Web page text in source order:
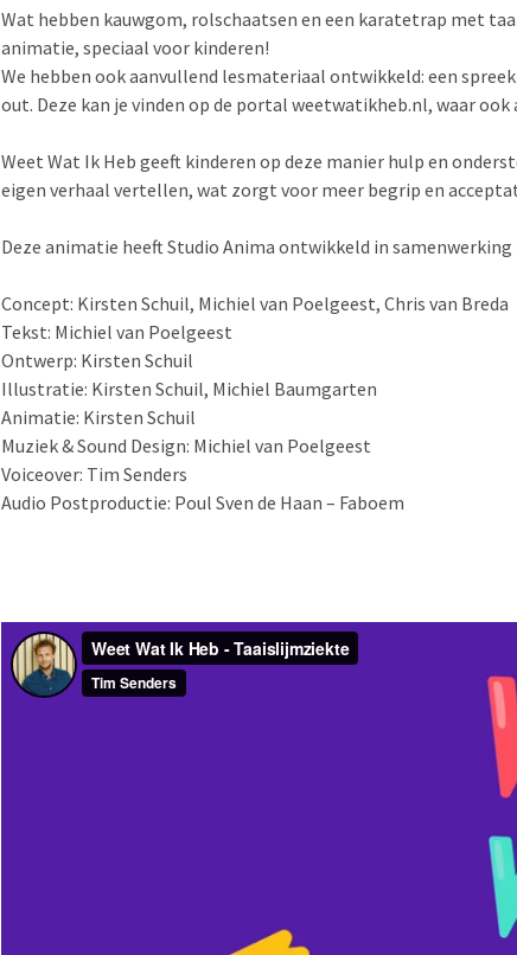
Wat hebben kauwgom, rolschaatsen en een karatetrap met
animatie, speciaal voor kinderen!
We hebben ook aanvullend lesmateriaal ontwikkeld: een
out. Deze kan je vinden op de portal weetwatikheb.nl, waar
Weet Wat Ik Heb geeft kinderen op deze manier hulp en
eigen verhaal vertellen, wat zorgt voor meer begrip en
Deze animatie heeft Studio Anima ontwikkeld in
Concept: Kirsten Schuil, Michiel van Poelgeest, Chris van Breda
Tekst: Michiel van Poelgeest
Ontwerp: Kirsten Schuil
Illustratie: Kirsten Schuil, Michiel Baumgarten
Animatie: Kirsten Schuil
Muziek & Sound Design: Michiel van Poelgeest
Voiceover: Tim Senders
Audio Postproductie: Poul Sven de Haan – Faboem